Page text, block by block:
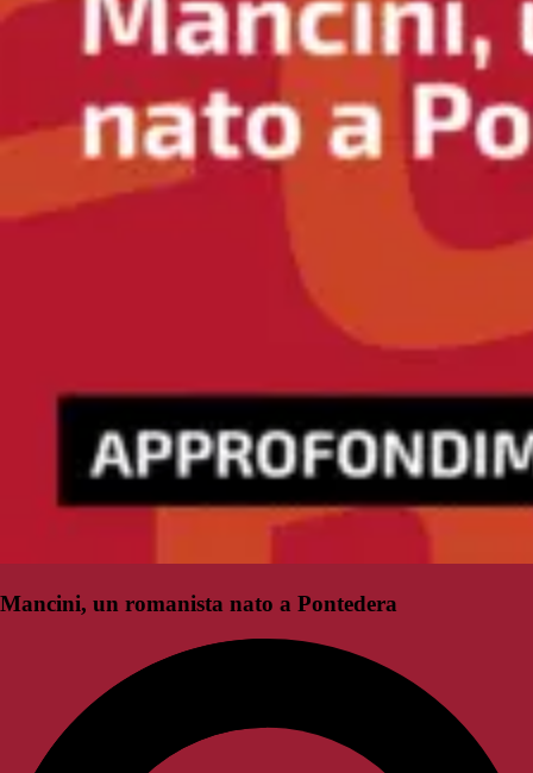
Mancini, un romanista nato a Pontedera